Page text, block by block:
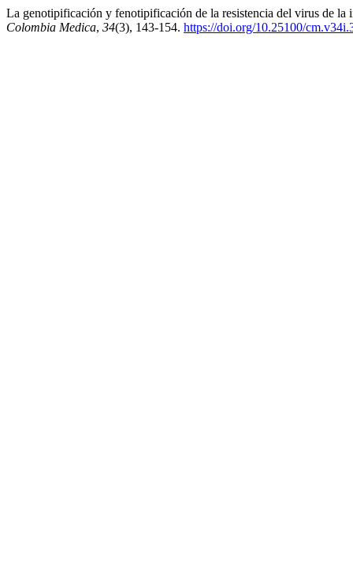
La genotipificación y fenotipificación de la resistencia del virus de
Colombia Medica, 34(3), 143-154. https://doi.org/10.25100/